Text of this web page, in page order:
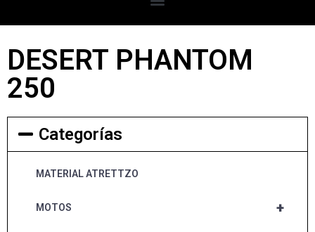
DESERT PHANTOM
250
Categorías
MATERIAL ATRETTZO
+
MOTOS